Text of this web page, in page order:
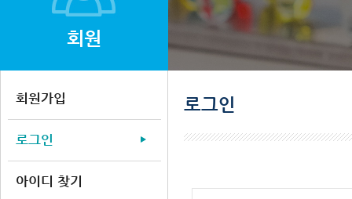
회원
회원가입
로그인
아이디 찾기
로그인